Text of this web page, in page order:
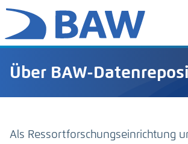
Über BAW-
Als Ressortforschungseinrichtung